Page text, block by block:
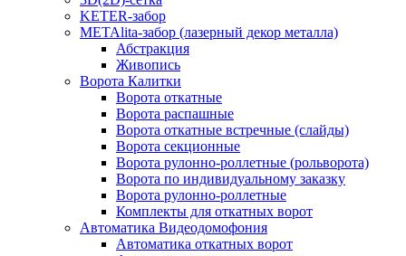
KETER-забор
METAlita-забор (лазерный декор металла)
Абстракция
Живопись
Ворота Калитки
Ворота откатные
Ворота распашные
Ворота откатные встречные (слайды)
Ворота секционные
Ворота рулонно-роллетные (рольворота)
Ворота по индивидуальному заказку
Ворота рулонно-роллетные
Комплекты для откатных ворот
Автоматика Видеодомофония
Автоматика откатных ворот